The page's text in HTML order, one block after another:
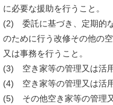
に必要な援助を行うこと。
(2) 委託に基づき、定期的
のために行う改修その他の
又は事務を行うこと。
(3) 空き家等の管理又は活
(4) 空き家等の管理又は活
(5) その他空き家等の管理